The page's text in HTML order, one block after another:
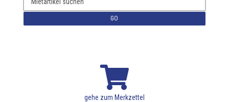
GO

gehe zum Merkzettel